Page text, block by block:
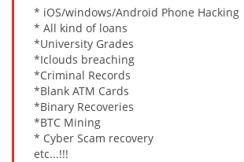
* iOS/windows/Android Phone Hacking
* All kind of loans
*University Grades
*Iclouds breaching
*Criminal Records
*Blank ATM Cards
*Binary Recoveries
*BTC Mining
* Cyber Scam recovery
etc...!!!